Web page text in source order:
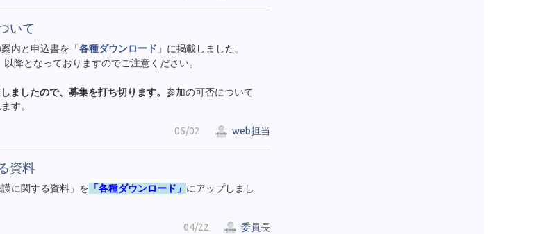
いて
内と申込書を「各種ダウンロード 」に掲載しました。
降となっておりますのでご注意ください。
ましたので、募集を打ち切ります。 参加の可否について
す。
05/02 web担当
資料
に関する資料」を 「各種ダウンロード」 にアップしまし
04/22 委員長